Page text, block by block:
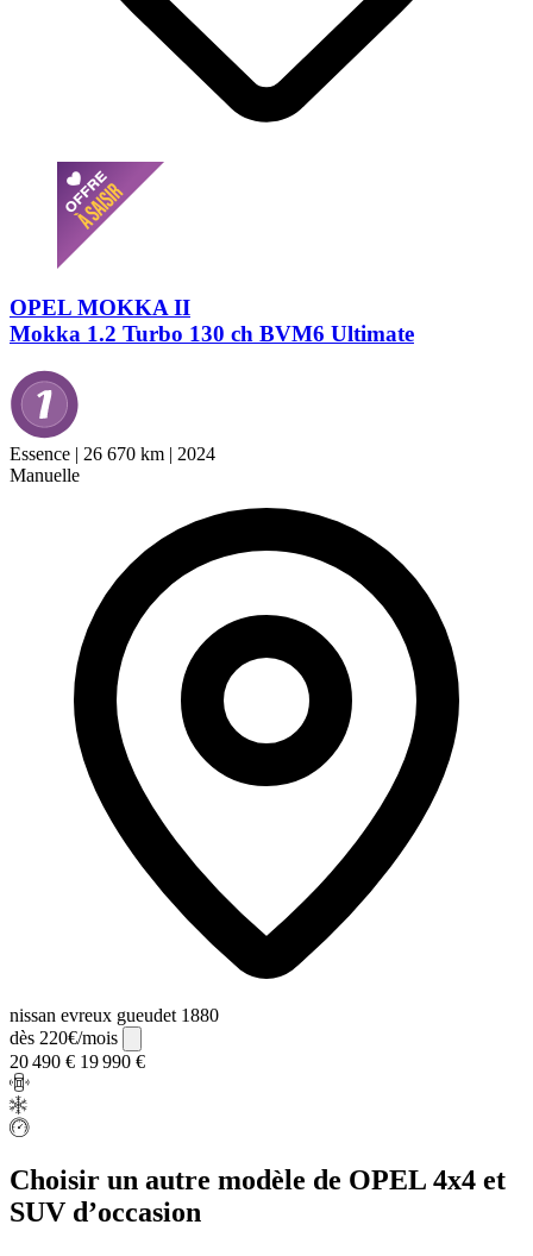
OPEL MOKKA II
Mokka 1.2 Turbo 130 ch BVM6 Ultimate
Essence | 26 670 km | 2024
Manuelle
nissan evreux gueudet 1880
dès 220€/mois
20 490 € 19 990 €
Choisir un autre modèle de OPEL 4x4 et
SUV d’occasion